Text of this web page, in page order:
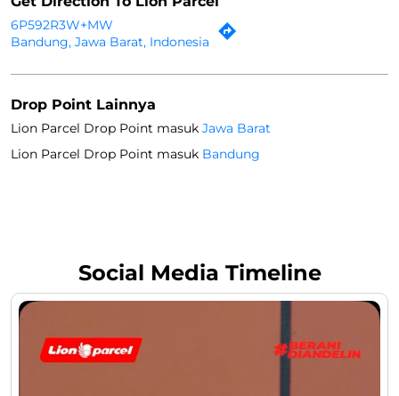
6P592R3W+MW
Bandung, Jawa Barat, Indonesia
Drop Point Lainnya
Lion Parcel Drop Point masuk Jawa Barat
Lion Parcel Drop Point masuk Bandung
Social Media Timeline